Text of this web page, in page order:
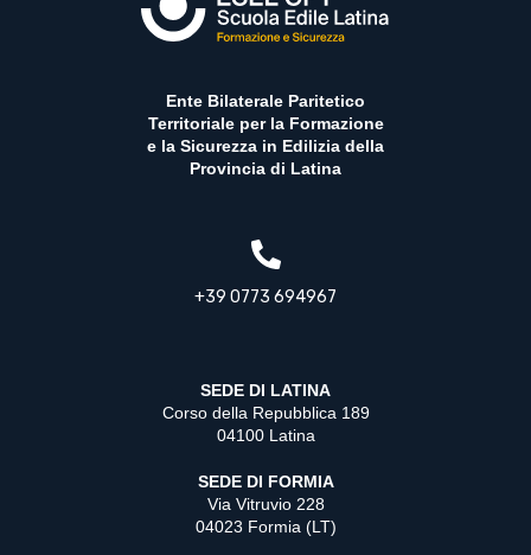
Ente Bilaterale Paritetico
Territoriale per la Formazione
e la Sicurezza in Edilizia della
Provincia di Latina
+39 0773 694967
SEDE DI LATINA
Corso della Repubblica 189
04100 Latina
SEDE DI FORMIA
Via Vitruvio 228
04023 Formia (LT)